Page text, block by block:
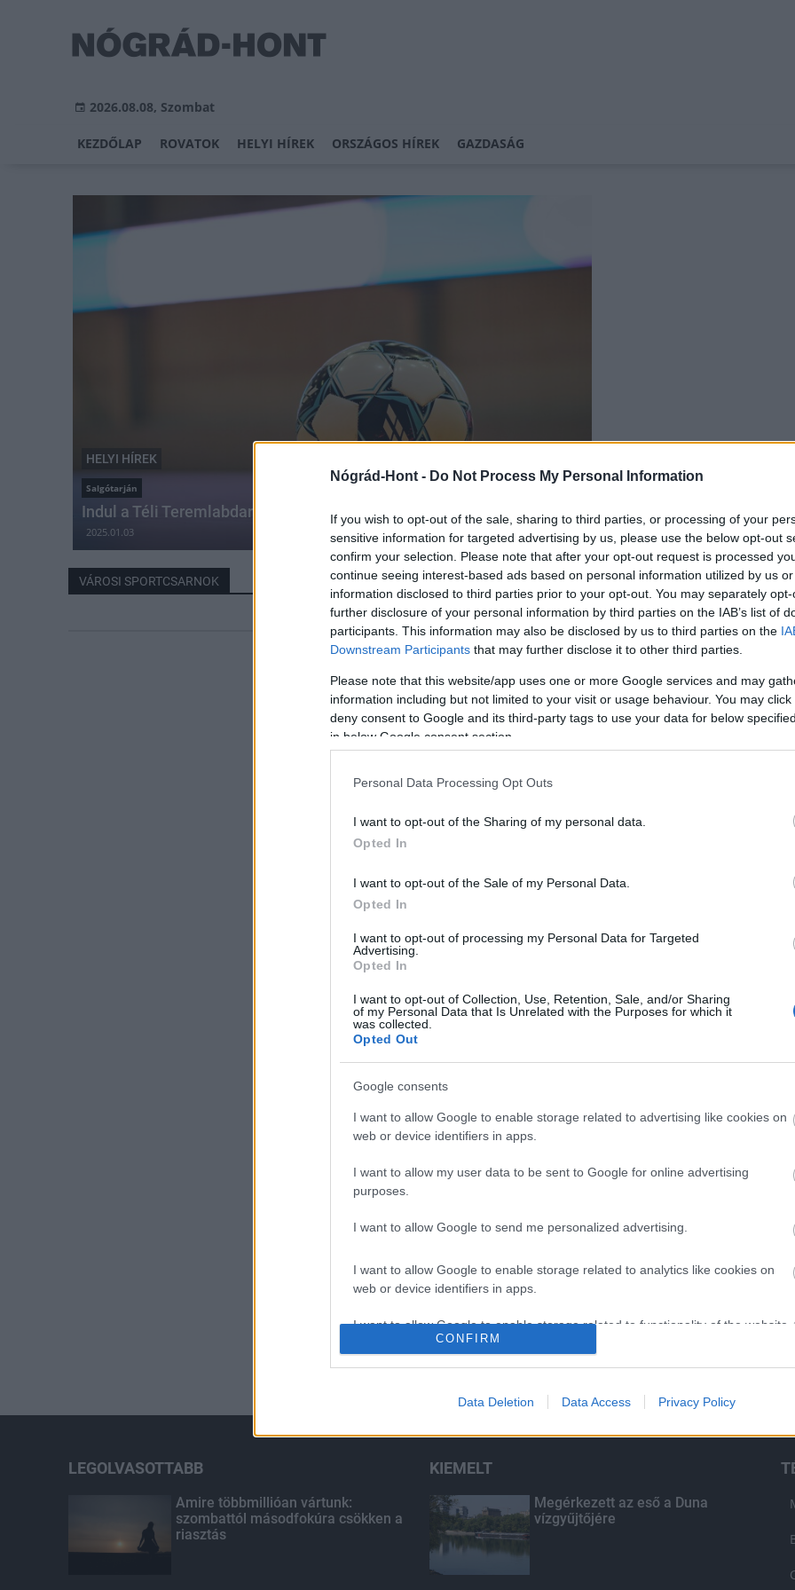
Nógrád-Hont - Do Not Process My Personal Information
If you wish to opt-out of the sale, sharing to third parties, or processing of your
sensitive information for targeted advertising by us, please use the below opt-out
confirm your selection. Please note that after your opt-out request is processed
continue seeing interest-based ads based on personal information utilized by us
information disclosed to third parties prior to your opt-out. You may separately
further disclosure of your personal information by third parties on the IAB’s list of
participants. This information may also be disclosed by us to third parties on the
Downstream Participants that may further disclose it to other third parties.
Please note that this website/app uses one or more Google services and may
information including but not limited to your visit or usage behaviour. You may
deny consent to Google and its third-party tags to use your data for below
in below Google consent section.
Personal Data Processing Opt Outs
I want to opt-out of the Sharing of my personal data.
Opted In
I want to opt-out of the Sale of my Personal Data.
Opted In
I want to opt-out of processing my Personal Data for Targeted
Advertising.
Opted In
I want to opt-out of Collection, Use, Retention, Sale, and/or Sharing
of my Personal Data that Is Unrelated with the Purposes for which it
was collected.
Opted Out
Google consents
I want to allow Google to enable storage related to advertising like cookies on
web or device identifiers in apps.
I want to allow my user data to be sent to Google for online advertising
purposes.
I want to allow Google to send me personalized advertising.
I want to allow Google to enable storage related to analytics like cookies on
web or device identifiers in apps.
I want to allow Google to enable storage related to functionality of the website
authentication functionality and fraud prevention, and other user protection.
CONFIRM
Data Deletion Data Access Privacy Policy
2026.08.08, Szombat
KEZDŐLAP ROVATOK HELYI HÍREK ORSZÁGOS HÍREK GAZDASÁG
HELYI HÍREK
Salgótarján
Indul a Téli Teremlabdarúgó Torna
2025.01.03
„Karácsonyra csak bajt
2016.12.06
VÁROSI SPORTCSARNOK
LEGOLVASOTTABB
Amire többmillióan vártunk:
szombattól másodfokúra csökken a
riasztás
KIEMELT
Megérkezett az eső a Duna
vízgyűjtőjére